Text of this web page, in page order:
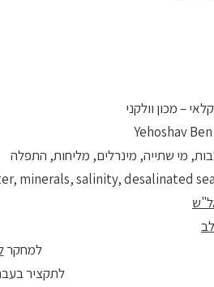
– מכון וולקני
מי שתייה, מינרלים, מליחות, התפלה
למחקר
לתקציר